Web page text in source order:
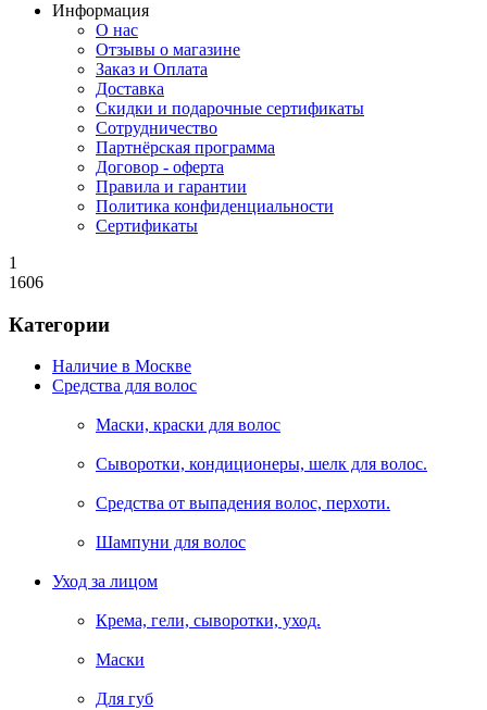
Информация
О нас
Отзывы о магазине
Заказ и Оплата
Доставка
Скидки и подарочные сертификаты
Сотрудничество
Партнёрская программа
Договор - оферта
Правила и гарантии
Политика конфиденциальности
Сертификаты
1
1606
Категории
Наличие в Москве
Средства для волос
Маски, краски для волос
Сыворотки, кондиционеры, шелк для волос.
Средства от выпадения волос, перхоти.
Шампуни для волос
Уход за лицом
Крема, гели, сыворотки, уход.
Маски
Для губ